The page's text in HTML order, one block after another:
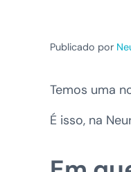
Publicado por
Temos uma
É isso, na